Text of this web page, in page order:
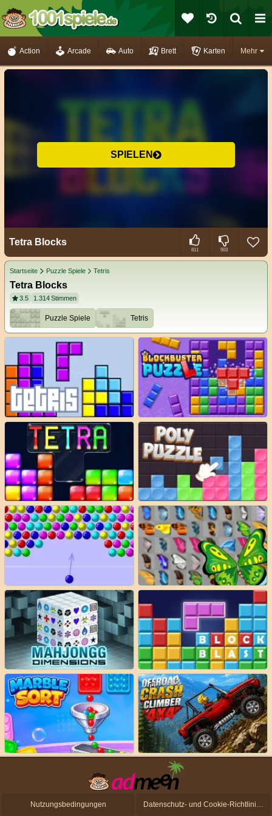
Mehr
Action Arcade Auto Brett Karten
SPIELEN
Tetra Blocks
811 503
Startseite Puzzle Spiele Tetris
Tetra Blocks
3.5 1.314Stimmen
Puzzle Spiele Tetris
Nutzungsbedingungen Datenschutz- und Cookie-Richtlinien